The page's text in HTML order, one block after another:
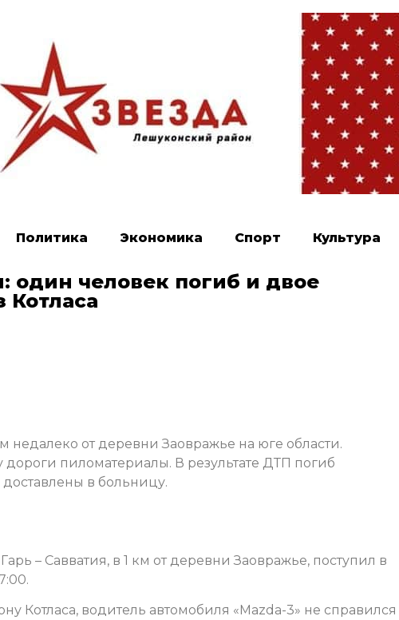
Политика Экономика Спорт Культура
человек погиб и двое
Котласа
от деревни Заовражье на юге области.
пиломатериалы. В результате ДТП погиб
в больницу.
– Савватия, в 1 км от деревни Заовражье, поступил в
Котласа, водитель автомобиля «Mazda-3» не справился